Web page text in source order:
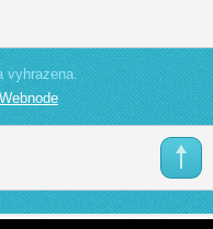
vyhrazena.
Webnode